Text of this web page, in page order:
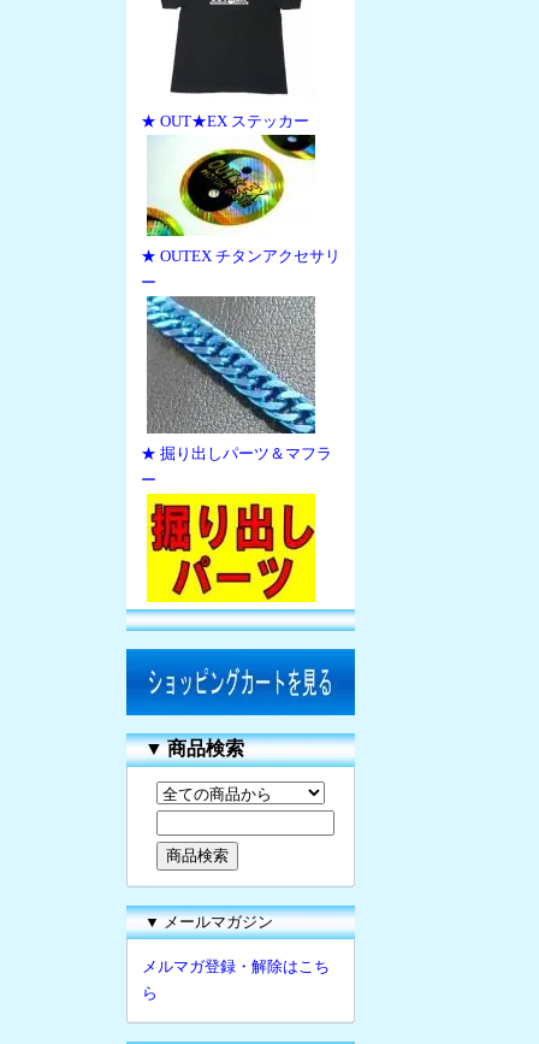
★ OUT★EX ステッカー
★ OUTEX チタンアクセサリ
ー
★ 掘り出しパーツ＆マフラ
ー
▼商品検索
▼ メールマガジン
メルマガ登録・解除はこち
ら